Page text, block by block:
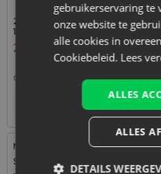
25 stuks Organza zakjes 9 x
12 cm - wit
2,99
0,12 1 verp. = 25 st.
Tijdelijk niet op voorraad
Maat: 13x18 cm
Stof: Katoen, polyester, Linnen
gebruikerservaring te
onze website te
alle cookies in
Cookiebeleid. Lees
ALLES
ALLES
DETAILS